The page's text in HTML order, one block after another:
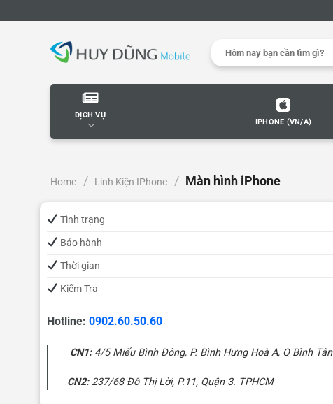
to
Search
DỊCH VỤ
IPHONE (VN/A)
Home / Linh Kiện IPhone / Màn hình iPhone
Tình trạng
Bảo hành
Thời gian
Kiểm Tra
Hotline: 0902.60.50.60
CN1:4/5 Miếu Bình Đông, P. Bình Hưng Hoà A, Q Bình Tân
CN2:237/68 Đỗ Thị Lời, P.11, Quận 3. TPHCM